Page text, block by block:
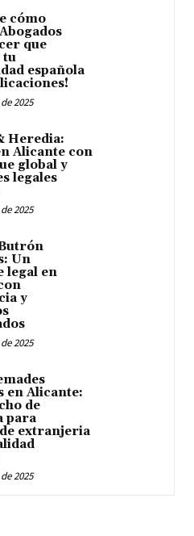
cómo
que
tu
española
2025
Heredia:
Alicante con
global y
legales
2025
Un
legal en
y
2025
en Alicante:
de
para
extranjeria
2025